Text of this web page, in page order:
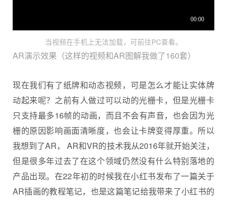
当视频在手机上无法加载，可前往PC查看。
AR演示效果（这样的视频和AR图解我做了160套）
现在我们有了纸牌和动态视频，可是怎么才能让实体牌
动起来呢？之前有人做过可以动的光栅卡，但是光栅卡
只支持最多16帧的动画，而且不会有声音，也会因为光
栅的原因影响画面清晰度，也会让卡牌变得厚重。所以
我想到了AR， AR和VR的技术我从2016年就开始关注，
但是很多年过去了在这个领域仍然没有什么特别落地的
产品出现。在22年初的时候我在小红书发布了一篇关于
AR插画的教程笔记，也是这篇笔记给我带来了小红书的